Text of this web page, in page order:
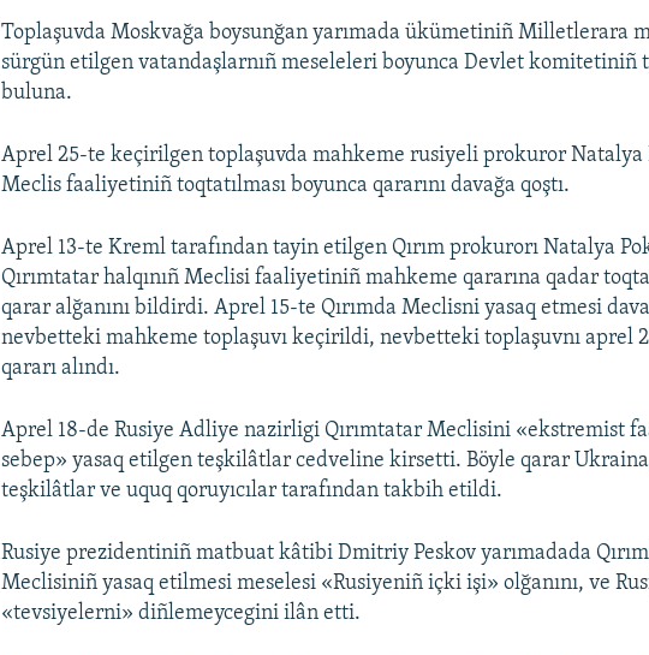
Toplaşuvda Moskvağa boysunğan yarımada ükümetiniñ Milletlerara
sürgün etilgen vatandaşlarnıñ meseleleri boyunca Devlet komitetiniñ
buluna.
Aprel 25-te keçirilgen toplaşuvda mahkeme rusiyeli prokuror Natalya
Meclis faaliyetiniñ toqtatılması boyunca qararını davağa qoştı.
Aprel 13-te Kreml tarafından tayin etilgen Qırım prokurorı Natalya
Qırımtatar halqınıñ Meclisi faaliyetiniñ mahkeme qararına qadar
qarar alğanını bildirdi. Aprel 15-te Qırımda Meclisni yasaq etmesi
nevbetteki mahkeme toplaşuvı keçirildi, nevbetteki toplaşuvnı aprel
qararı alındı.
Aprel 18-de Rusiye Adliye nazirligi Qırımtatar Meclisini «ekstremist
sebep» yasaq etilgen teşkilâtlar cedveline kirsetti. Böyle qarar
teşkilâtlar ve uquq qoruyıcılar tarafından takbih etildi.
Rusiye prezidentiniñ matbuat kâtibi Dmitriy Peskov yarımadada
Meclisiniñ yasaq etilmesi meselesi «Rusiyeniñ içki işi» olğanını, ve
«tevsiyelerni» diñlemeycegini ilân etti.